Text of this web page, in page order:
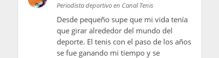
Periodista deportivo en Canal Tenis
Desde pequeño supe que mi vida tenía
que girar alrededor del mundo del
deporte. El tenis con el paso de los años
se fue ganando mi tiempo y se